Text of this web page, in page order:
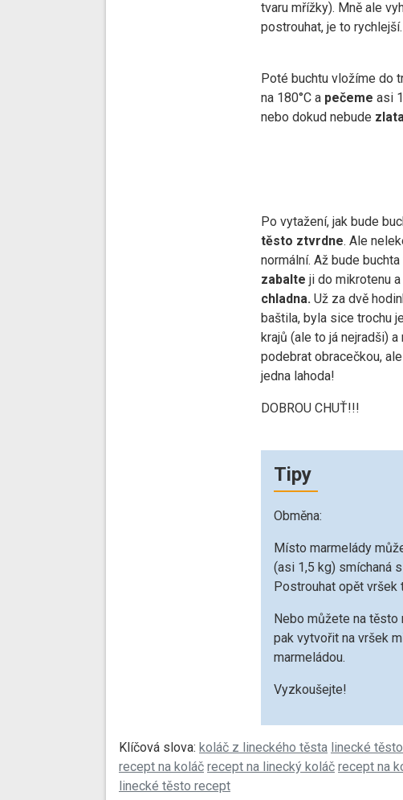
tvaru mřížky). Mně ale
postrouhat, je to rychlejší.
Poté buchtu vložíme do
na 180°C a pečeme asi
nebo dokud nebude
Po vytažení, jak bude
těsto ztvrdne. Ale
normální. Až bude
zabalteji do mikrotenu
chladna.Už za dvě
baštila, byla sice trochu
krajů (ale to já nejradši)
podebrat obracečkou,
jedna lahoda!
DOBROU CHUŤ!!!
Tipy
Obměna:
Místo marmelády
(asi 1,5 kg) smíchaná
Postrouhat opět vršek
Nebo můžete na
pak vytvořit na vršek
marmeládou.
Vyzkoušejte!
Klíčová slova: koláč z lineckého těsta linecké
recept na koláč recept na linecký koláč recept na
linecké těsto recept